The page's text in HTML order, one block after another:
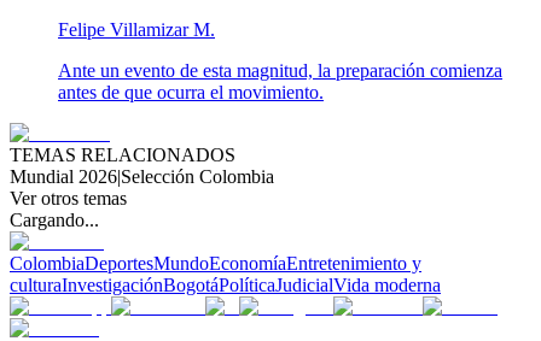
Felipe Villamizar M.
Ante un evento de esta magnitud, la preparación comienza
antes de que ocurra el movimiento.
TEMAS RELACIONADOS
Mundial 2026|Selección Colombia
Ver otros temas
Cargando...
ColombiaDeportesMundoEconomíaEntretenimiento y
culturaInvestigaciónBogotáPolíticaJudicialVida moderna